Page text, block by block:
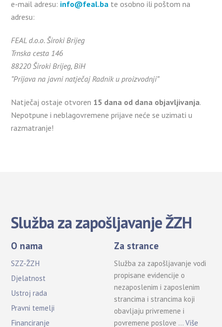
e-mail adresu: info@feal.ba te osobno ili poštom na
adresu:
FEAL d.o.o. Široki Brijeg
Trnska cesta 146
88220 Široki Brijeg, BiH
”Prijava na javni natječaj Radnik u proizvodnji”
Natječaj ostaje otvoren 15 dana od dana objavljivanja.
Nepotpune i neblagovremene prijave neće se uzimati u
razmatranje!
Služba za zapošljavanje ŽZH
O nama
SZZ-ŽZH
Djelatnost
Ustroj rada
Pravni temelji
Financiranje
Za strance
Služba za zapošljavanje vodi
propisane evidencije o
nezaposlenim i zaposlenim
strancima i strancima koji
obavljaju privremene i
povremene poslove …Više